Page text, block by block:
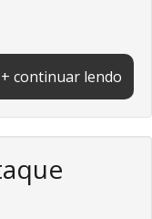
+ continuar lendo